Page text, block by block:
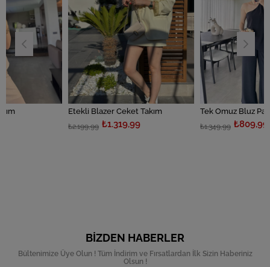
Etekli Blazer Ceket Takım
₺1.319,99 ₺809,99
BIZDEN HABERLER
Bültenimize Üye Olun ! Tüm İndirim ve Fırsatlardan İlk Sizin Haberiniz
Olsun !